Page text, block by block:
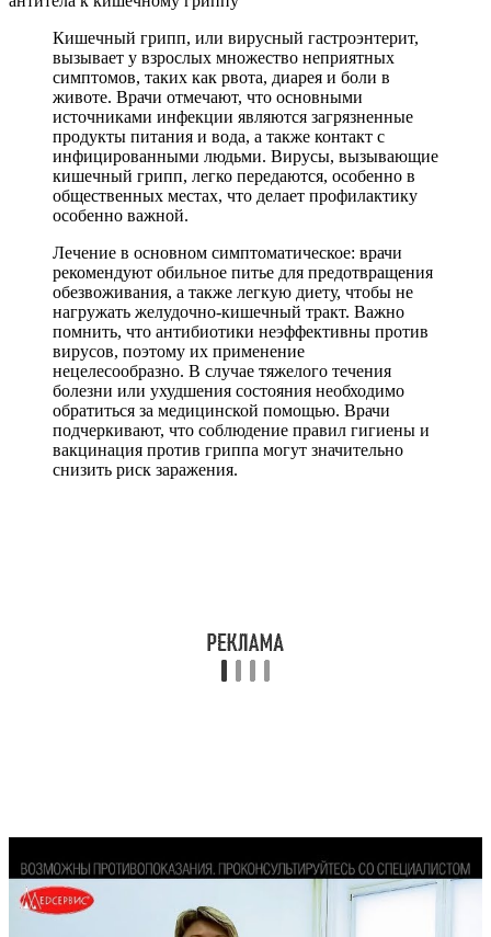
Кишечный грипп, или вирусный гастроэнтерит,
вызывает у взрослых множество неприятных
симптомов, таких как рвота, диарея и боли в
животе. Врачи отмечают, что основными
источниками инфекции являются загрязненные
продукты питания и вода, а также контакт с
инфицированными людьми. Вирусы, вызывающие
кишечный грипп, легко передаются, особенно в
общественных местах, что делает профилактику
особенно важной.
Лечение в основном симптоматическое: врачи
рекомендуют обильное питье для предотвращения
обезвоживания, а также легкую диету, чтобы не
нагружать желудочно-кишечный тракт. Важно
помнить, что антибиотики неэффективны против
вирусов, поэтому их применение
нецелесообразно. В случае тяжелого течения
болезни или ухудшения состояния необходимо
обратиться за медицинской помощью. Врачи
подчеркивают, что соблюдение правил гигиены и
вакцинация против гриппа могут значительно
снизить риск заражения.